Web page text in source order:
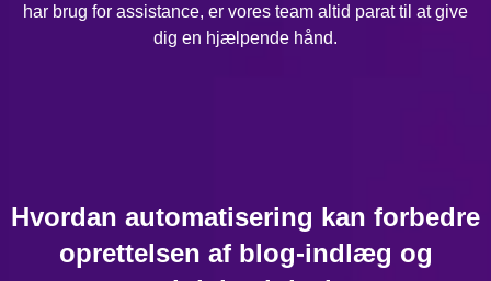
har brug for assistance, er vores team altid parat til at give
dig en hjælpende hånd.
Hvordan automatisering kan forbedre
oprettelsen af blog-indlæg og